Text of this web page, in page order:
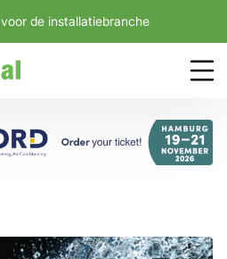
voor de installatiebranche